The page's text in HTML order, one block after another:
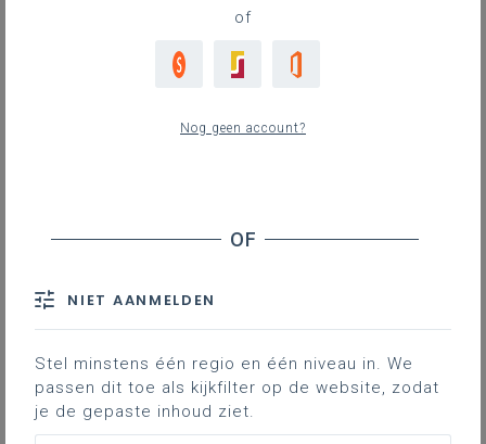
Raadpleeg via de leerplantool of download.
Professionalisering
netwerken …
of
Nog geen account?
NIET AANMELDEN
Stel minstens één regio en één niveau in. We
passen dit toe als kijkfilter op de website, zodat
je de gepaste inhoud ziet.